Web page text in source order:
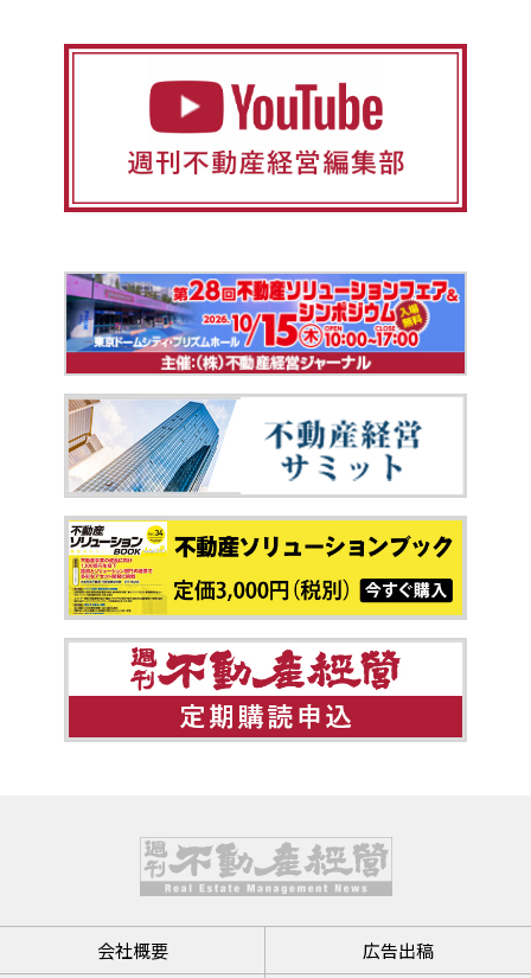
会社概要 広告出稿